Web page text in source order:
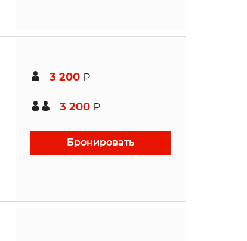
3 200 ₽
3 200 ₽
Бронировать